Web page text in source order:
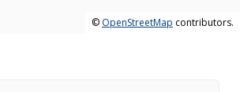
© OpenStreetMap contributors.